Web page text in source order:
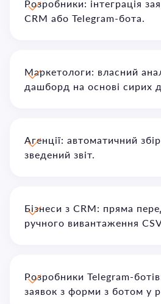
Розробники: інтеграція
CRM або Telegram-бота.
Маркетологи: власний
дашборд на основі сирих
Агенції: автоматичний
зведений звіт.
Бізнеси з CRM: пряма
ручного вивантаження
Розробники Telegram-
заявок з форми з ботом у